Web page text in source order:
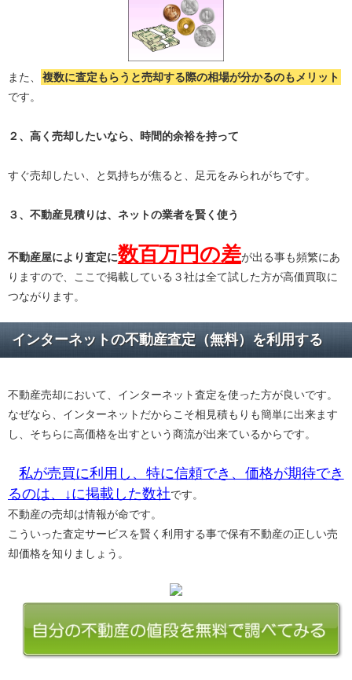
また、 複数に査定もらうと売却する際の相場が分かるのもメリット
です。
２、高く売却したいなら、時間的余裕を持って
すぐ売却したい、と気持ちが焦ると、足元をみられがちです。
３、不動産見積りは、ネットの業者を賢く使う
不動産屋により査定に数百万円の差が出る事も頻繁にあ
りますので、ここで掲載している３社は全て試した方が高価買取に
つながります。
インターネットの不動産査定（無料）を利用する
不動産売却において、インターネット査定を使った方が良いです。
なぜなら、インターネットだからこそ相見積もりも簡単に出来ます
し、そちらに高価格を出すという商流が出来ているからです。
私が売買に利用し、特に信頼でき、価格が期待でき
るのは、↓に掲載した数社です。
不動産の売却は情報が命です。
こういった査定サービスを賢く利用する事で保有不動産の正しい売
却価格を知りましょう。